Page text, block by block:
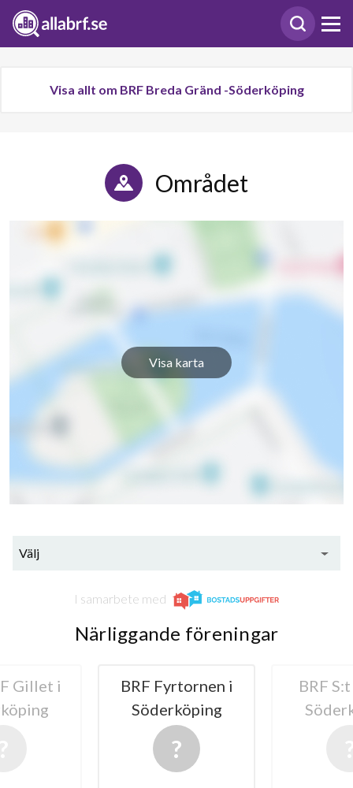
Visa allt om BRF Breda Gränd -Söderköping
Området
Visa karta
Välj
I samarbete med
Närliggande föreningar
Gillet i
BRF Fyrtornen i
Söderköping
BRF